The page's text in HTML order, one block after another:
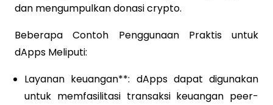
dan mengumpulkan donasi crypto.
Beberapa Contoh Penggunaan Praktis untuk
dApps Meliputi:
Layanan keuangan**: dApps dapat digunakan
untuk memfasilitasi transaksi keuangan peer-